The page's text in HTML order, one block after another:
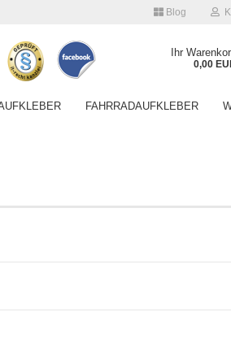
Blog
Passwort vergessen?
Ihr
0,00
FAHRRADAUFKLEBER